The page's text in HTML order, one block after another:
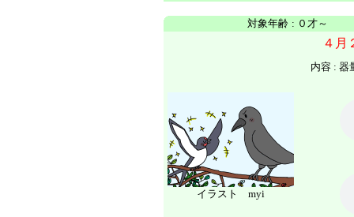
対象年齢 : ０才～
イラスト myi
４月
内容 : 器